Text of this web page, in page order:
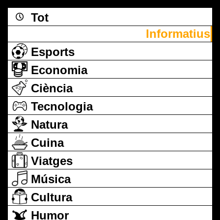
Tot
Informatius
Esports
Economia
Ciència
Tecnologia
Natura
Cuina
Viatges
Música
Cultura
Humor